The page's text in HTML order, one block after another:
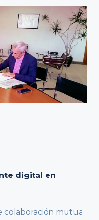
digital en
colaboración mutua